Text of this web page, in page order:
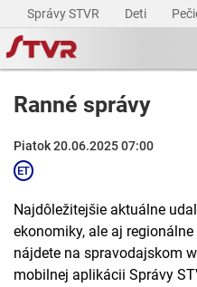
Správy STVR Deti
Ranné správy
Piatok 20.06.2025 07:00
Najdôležitejšie aktuálne
ekonomiky, ale aj
nájdete na spravodajskom
mobilnej aplikácii Správy